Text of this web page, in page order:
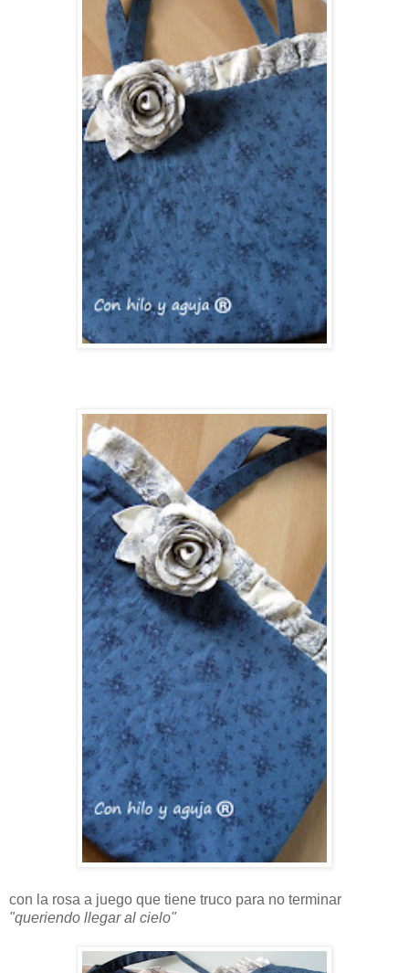
con la rosa a juego que tiene truco para no terminar
"queriendo llegar al cielo"